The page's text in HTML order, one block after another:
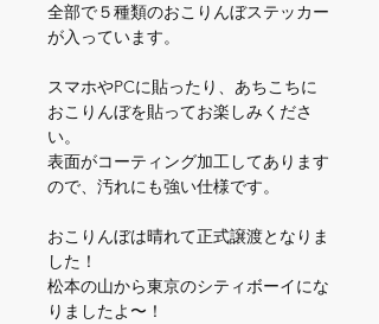
全部で５種類のおこりんぼステッカー
が入っています。
スマホやPCに貼ったり、あちこちに
おこりんぼを貼ってお楽しみくださ
い。
表面がコーティング加工してあります
ので、汚れにも強い仕様です。
おこりんぼは晴れて正式譲渡となりま
した！
松本の山から東京のシティボーイにな
りましたよ〜！